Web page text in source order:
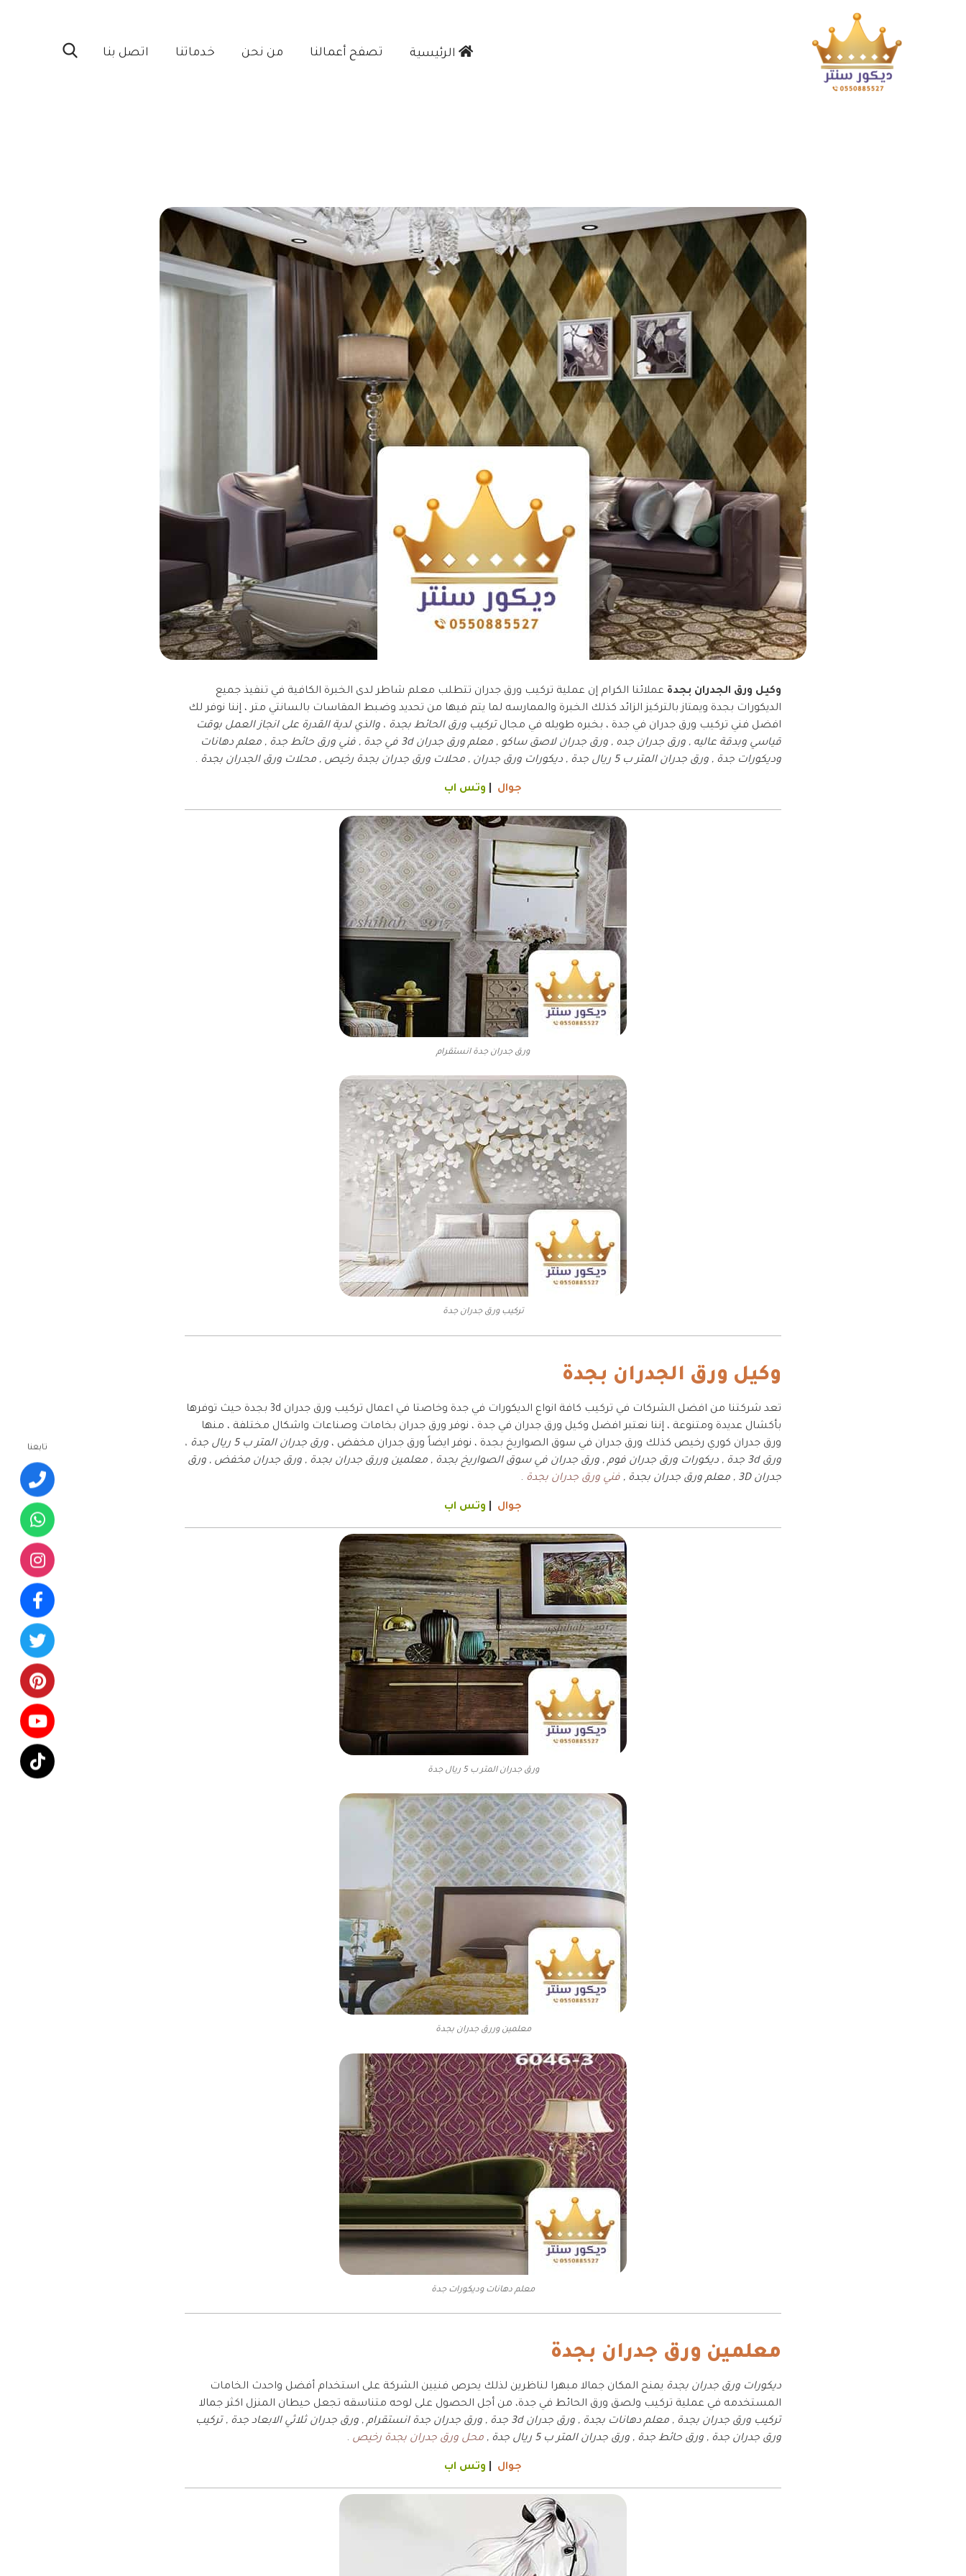
الرئيسية‎ تصفح أعمالنا‎ من نحن‎ خدماتنا‎ اتصل بنا‎
وكيل ورق الجدران بجدة عملائنا الكرام إن عملية تركيب ورق جدران تتطلب معلم شاطر لدى الخبرة الكافية في تنفيذ جميع
الديكورات بجدة ويمتاز بالتركيز الزائد كذلك الخبرة والممارسه لما يتم فيها من تحديد وضبط المقاسات بالسانتي متر ، إننا نوفر لك
افضل فني تركيب ورق جدران في جدة ، بخبره طويله في مجال تركيب ورق الحائط بجدة ، والذي لدية القدرة على انجاز العمل بوقت
قياسي وبدقة عاليه , ورق جدران جده , ورق جدران لاصق ساكو , معلم ورق جدران 3d في جدة , فني ورق حائط جدة , معلم دهانات
وديكورات جدة , ورق جدران المتر ب 5 ريال جدة , ديكورات ورق جدران , محلات ورق جدران بجدة رخيص , محلات ورق الجدران بجدة
.
جوال وتس اب
ورق جدران جدة انستقرام
تركيب ورق جدران جدة
وكيل ورق الجدران بجدة
تعد شركتنا من افضل الشركات في تركيب كافة انواع الديكورات في جدة وخاصتا في اعمال تركيب ورق جدران 3d بجدة حيث توفرها
بأكشال عديدة ومتنوعة ، إننا نعتبر افضل وكيل ورق جدران في جدة ، نوفر ورق جدران بخامات وصناعات واشكال مختلفة ، منها
ورق جدران كوري رخيص كذلك ورق جدران في سوق الصواريخ بجدة ، نوفر ايضاً ورق جدران مخفض ،
ورق جدران المتر ب 5 ريال جدة ،
ورق 3d جدة , ديكورات ورق جدران فوم , ورق جدران في سوق الصواريخ بجدة , معلمين وررق جدران بجدة , ورق جدران مخفض , ورق
جدران 3D , معلم ورق جدران بجدة ,
فني ورق جدران بجدة .
جوال وتس اب
ورق جدران المتر ب 5 ريال جدة
معلمين وررق جدران بجدة
معلم دهانات وديكورات جدة
معلمين ورق جدران بجدة
ديكورات ورق جدران بجدة يمنح المكان جمالا مبهرا لناظرين لذلك يحرص فنيين الشركة على استخدام أفضل واحدث الخامات
المستخدمه في عملية تركيب ولصق ورق الحائط في جدة، من أجل الحصول على لوحه متناسقه تجعل حيطان المنزل اكثر جمالا
تركيب ورق جدران بجدة , معلم دهانات بجدة , ورق جدران 3d جدة , ورق جدران جدة انستقرام , ورق جدران ثلاثي الابعاد جدة , تركيب
ورق جدران جدة , ورق حائط جدة , ورق جدران المتر ب 5 ريال جدة ,
محل ورق جدران بجدة رخيص .
جوال وتس اب
تابعنا